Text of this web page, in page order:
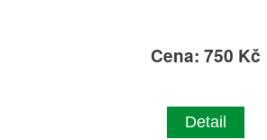
Cena: 750 Kč
Detail